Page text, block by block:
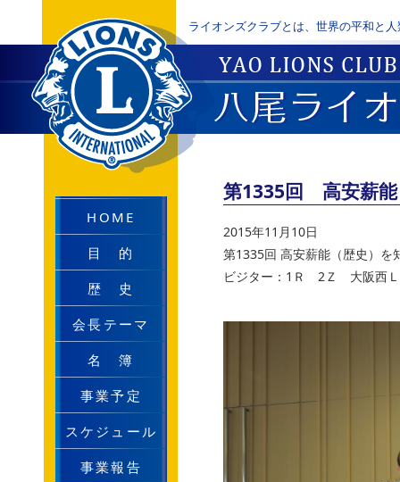
ライオンズクラブとは、世界の平和と
HOME
目 的
歴 史
会長テーマ
名 簿
事業予定
スケジュール
事業報告
第1335回 高安薪能
2015年11月10日
第1335回 高安薪能（歴史）を
ビジター：1Ｒ 2Ｚ 大阪西